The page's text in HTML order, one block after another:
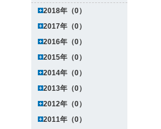
2018年（0）
2017年（0）
2016年（0）
2015年（0）
2014年（0）
2013年（0）
2012年（0）
2011年（0）